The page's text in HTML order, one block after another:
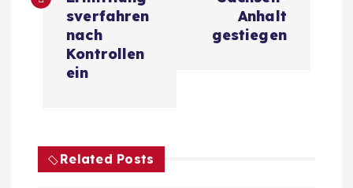
g
s
sverfahren
nach
Kontrollen
ein
Anhalt
gestiegen
Related Posts